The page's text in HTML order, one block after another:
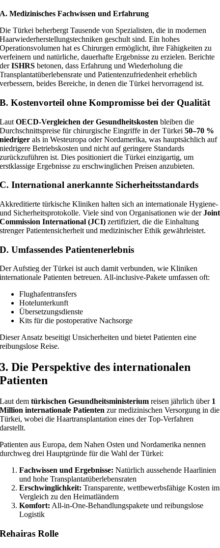
A. Medizinisches Fachwissen und Erfahrung
Die Türkei beherbergt Tausende von Spezialisten, die in modernen
Haarwiederherstellungstechniken geschult sind. Ein hohes
Operationsvolumen hat es Chirurgen ermöglicht, ihre Fähigkeiten zu
verfeinern und natürliche, dauerhafte Ergebnisse zu erzielen. Berichte
derISHRS betonen, dass Erfahrung und Wiederholung die
Transplantatüberlebensrate und Patientenzufriedenheit erheblich
verbessern, beides Bereiche, in denen die Türkei hervorragend ist.
B. Kostenvorteil ohne Kompromisse bei der Qualität
LautOECD-Vergleichen der Gesundheitskosten bleiben die
Durchschnittspreise für chirurgische Eingriffe in der Türkei50–70 %
niedriger als in Westeuropa oder Nordamerika, was hauptsächlich auf
niedrigere Betriebskosten und nicht auf geringere Standards
zurückzuführen ist. Dies positioniert die Türkei einzigartig, um
erstklassige Ergebnisse zu erschwinglichen Preisen anzubieten.
C. International anerkannte Sicherheitsstandards
Akkreditierte türkische Kliniken halten sich an internationale Hygiene-
und Sicherheitsprotokolle. Viele sind von Organisationen wie derJoint
Commission International (JCI) zertifiziert, die die Einhaltung
strenger Patientensicherheit und medizinischer Ethik gewährleistet.
D. Umfassendes Patientenerlebnis
Der Aufstieg der Türkei ist auch damit verbunden, wie Kliniken
internationale Patienten betreuen. All-inclusive-Pakete umfassen oft:
Flughafentransfers
Hotelunterkunft
Übersetzungsdienste
Kits für die postoperative Nachsorge
Dieser Ansatz beseitigt Unsicherheiten und bietet Patienten eine
reibungslose Reise.
3. Die Perspektive des internationalen
Patienten
Laut demtürkischen Gesundheitsministerium reisen jährlich über 1
Million internationale Patienten zur medizinischen Versorgung in die
Türkei, wobei die Haartransplantation eines der Top-Verfahren
darstellt.
Patienten aus Europa, dem Nahen Osten und Nordamerika nennen
durchweg drei Hauptgründe für die Wahl der Türkei:
Fachwissen und Ergebnisse: Natürlich aussehende Haarlinien
und hohe Transplantatüberlebensraten
Erschwinglichkeit: Transparente, wettbewerbsfähige Kosten im
Vergleich zu den Heimatländern
Komfort: All-in-One-Behandlungspakete und reibungslose
Logistik
Rehairas Rolle